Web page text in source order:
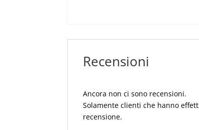
Recensioni
Ancora non ci sono recensioni.
Solamente clienti che hanno
recensione.